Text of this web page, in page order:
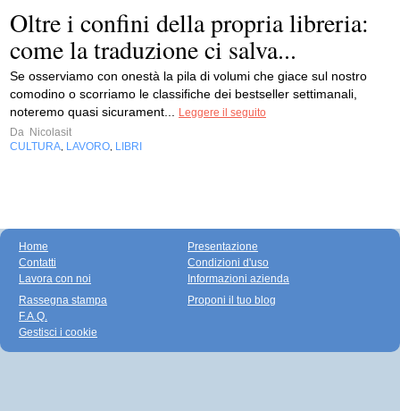
Oltre i confini della propria libreria:
come la traduzione ci salva...
Se osserviamo con onestà la pila di volumi che giace sul nostro
comodino o scorriamo le classifiche dei bestseller settimanali,
noteremo quasi sicurament...
Leggere il seguito
Da Nicolasit
CULTURA LAVORO LIBRI
Home
Contatti
Lavora con noi
Presentazione
Condizioni d'uso
Informazioni azienda
Rassegna stampa
F.A.Q.
Gestisci i cookie
Proponi il tuo blog